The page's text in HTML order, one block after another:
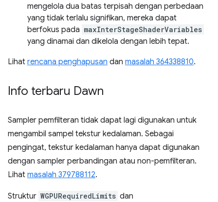
mengelola dua batas terpisah dengan perbedaan
yang tidak terlalu signifikan, mereka dapat
berfokus pada maxInterStageShaderVariables
yang dinamai dan dikelola dengan lebih tepat.
Lihat rencana penghapusan dan masalah 364338810.
Info terbaru Dawn
Sampler pemfilteran tidak dapat lagi digunakan untuk
mengambil sampel tekstur kedalaman. Sebagai
pengingat, tekstur kedalaman hanya dapat digunakan
dengan sampler perbandingan atau non-pemfilteran.
Lihat masalah 379788112.
Struktur WGPURequiredLimits dan